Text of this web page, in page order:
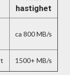
hastighet
ca 800 MB/s
1500+ MB/s